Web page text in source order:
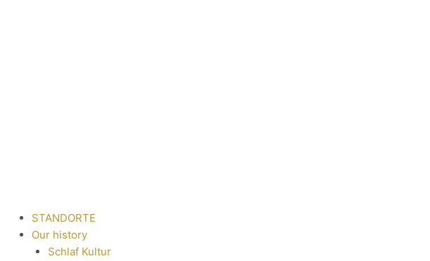
STANDORTE
Our history
Schlaf Kultur